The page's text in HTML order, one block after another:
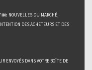
NOUVELLES DU MARCHÉ,
DES ACHETEURS ET DES
ENVOYÉS DANS VOTRE BOÎTE DE